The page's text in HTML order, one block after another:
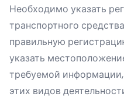
Необходимо указать
транспортного
правильную
указать
требуемой
этих видов